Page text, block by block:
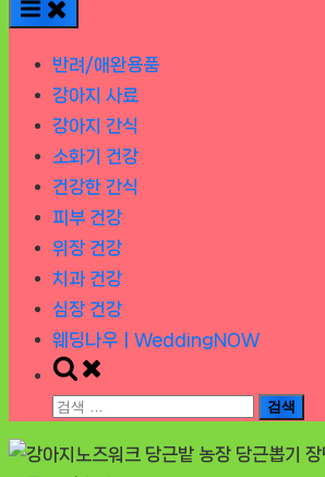
반려/애완용품
강아지 사료
강아지 간식
소화기 건강
건강한 간식
피부 건강
위장 건강
치과 건강
심장 건강
웨딩나우ㅣWeddingNOW
Toggle
search
검